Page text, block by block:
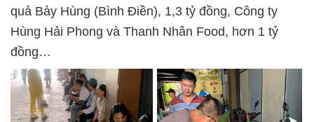
quả Bảy Hùng (Bình Điền), 1,3 tỷ đồng, Công ty
Hùng Hải Phong và Thanh Nhân Food, hơn 1 tỷ
đồng…